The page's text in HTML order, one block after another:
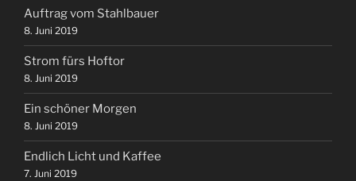
Auftrag vom Stahlbauer
8. Juni 2019
Strom fürs Hoftor
8. Juni 2019
Ein schöner Morgen
8. Juni 2019
Endlich Licht und Kaffee
7. Juni 2019